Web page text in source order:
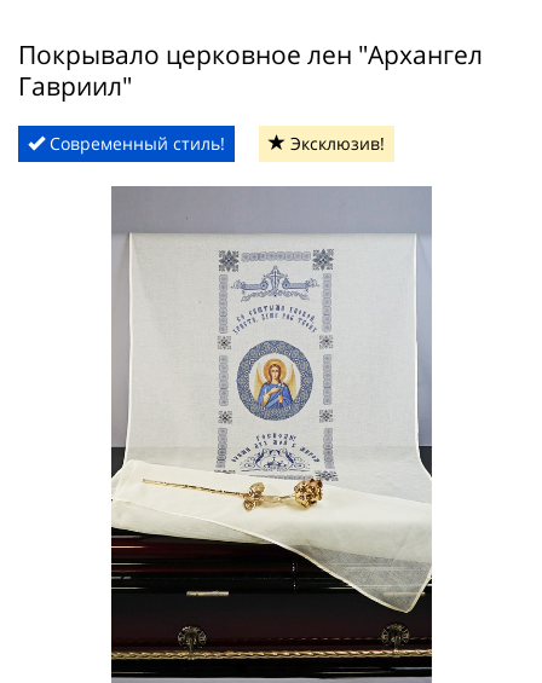
Покрывало церковное лен "Архангел
Гавриил"
Современный стиль! Эксклюзив!